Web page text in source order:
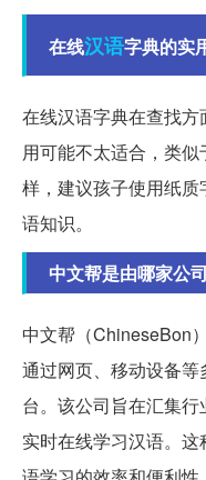
在线汉语字典的实
在线汉语字典在查找
用可能不太适合，类
样，建议孩子使用纸
语知识。
中文帮是由哪家公
中文帮（ChineseBon
通过网页、移动设备
台。该公司旨在汇集
实时在线学习汉语。